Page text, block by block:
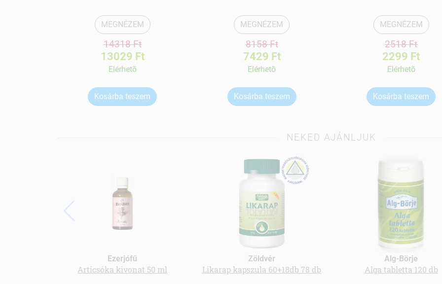
MEGNÉZEM
14318 Ft
13029 Ft
Elérhetõ
Kosárba teszem
MEGNÉZEM
8158 Ft
7429 Ft
Elérhetõ
Kosárba teszem
MEGNÉZEM
2518 Ft
2299 Ft
Elérhetõ
Kosárba teszem
NEKED AJÁNLJUK
Ezerjófű
Articsóka kivonat 50 ml
Zöldvér
Likarap kapszula 60+18db 78 db
Alg-Börje
Alga tabletta 120 db